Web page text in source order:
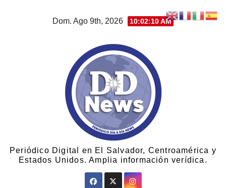
Dom. Ago 9th, 2026 10:02:11 AM
Periódico Digital en El Salvador, Centroamérica y
Estados Unidos. Amplia información verídica.